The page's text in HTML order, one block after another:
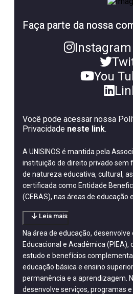
Faça parte da nossa
Instagram
You
Você pode acessar nossa
Privacidade neste link.
A UNISINOS é mantida pela
instituição de direito privado sem
de natureza educativa, cultural,
certificada como Entidade
(CEBAS), nas áreas de educação
Leia mais
Na área de educação,
Educacional e Acadêmica (PIEA),
estudo e benefícios
educação básica e ensino
permanência e a aprendizagem.
desenvolve serviços, programas